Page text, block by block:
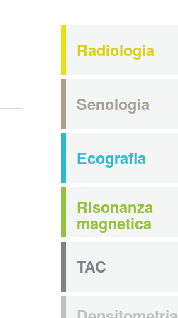
Radiologia
Senologia
Ecografia
Risonanza
magnetica
TAC